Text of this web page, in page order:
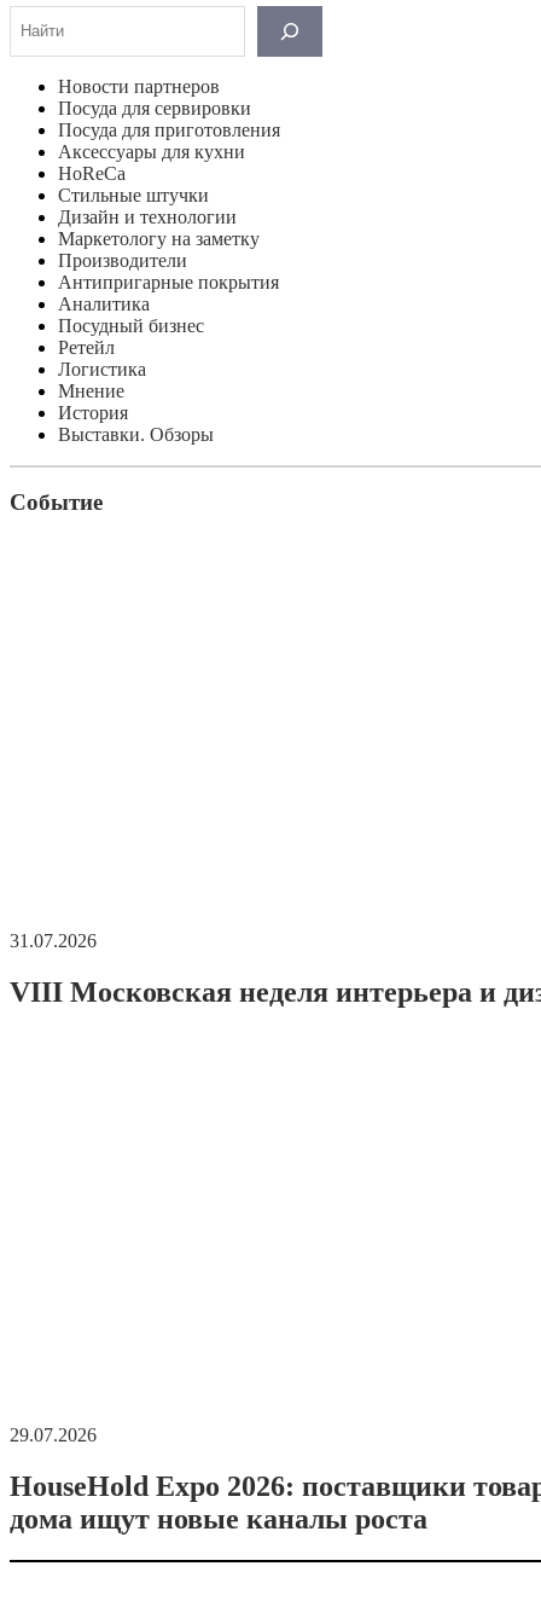
Новости партнеров
Посуда для сервировки
Посуда для приготовления
Аксессуары для кухни
HoReCa
Стильные штучки
Дизайн и технологии
Маркетологу на заметку
Производители
Антипригарные покрытия
Аналитика
Посудный бизнес
Ретейл
Логистика
Мнение
История
Выставки. Обзоры
Событие
31.07.2026
VIII Московская неделя интерьера и
29.07.2026
HouseHold Expo 2026: поставщики
дома ищут новые каналы роста